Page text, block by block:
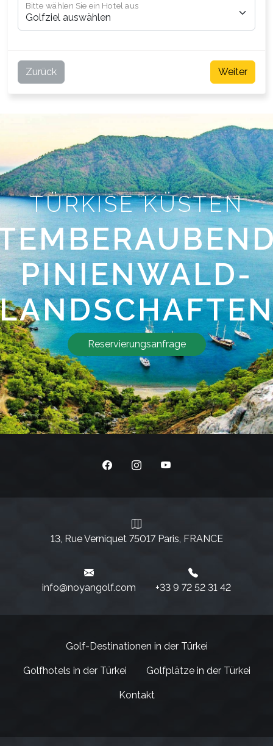
Bitte wählen Sie ein Hotel aus
Zurück Weiter
TÜRKISE KÜSTEN
PINIENWALD-
Reservierungsanfrage
13, Rue Verniquet 75017 Paris, FRANCE
info@noyangolf.com +33 9 72 52 31 42‬
Golf-Destinationen in der Türkei
Golfhotels in der Türkei Golfplätze in der Türkei
Kontakt